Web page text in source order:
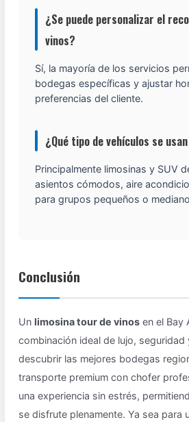
¿Se puede personalizar el
vinos?
Sí, la mayoría de los servicios
bodegas específicas y ajustar
preferencias del cliente.
¿Qué tipo de vehículos se
Principalmente limosinas y SUV
asientos cómodos, aire
para grupos pequeños o
Conclusión
Unlimosina tour de vinos en el Bay
combinación ideal de lujo, seguridad
descubrir las mejores bodegas
transporte premium con chofer
una experiencia sin estrés,
se disfrute plenamente. Ya sea para